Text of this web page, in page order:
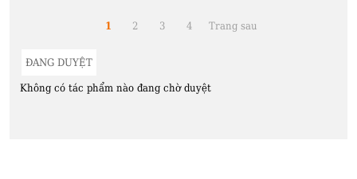
1 2 3 4 Trang sau
ĐANG DUYỆT
Không có tác phẩm nào đang chờ duyệt